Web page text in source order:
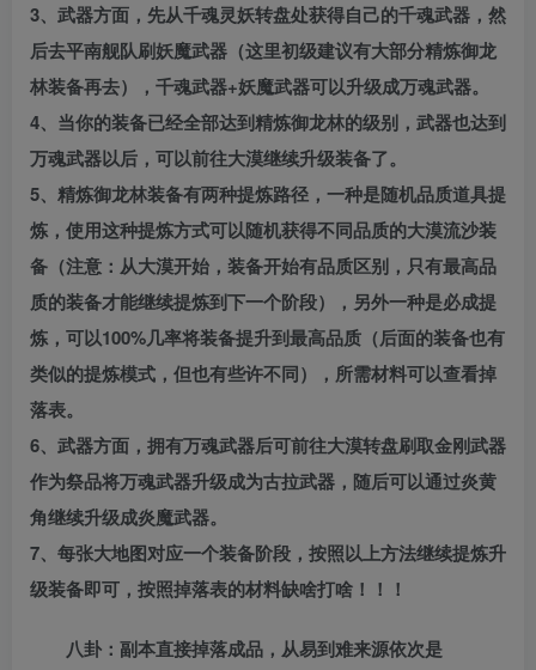
3、武器方面，先从千魂灵妖转盘处获得自己的千魂武器，然
后去平南舰队刷妖魔武器（这里初级建议有大部分精炼御龙
林装备再去），千魂武器+妖魔武器可以升级成万魂武器。
4、当你的装备已经全部达到精炼御龙林的级别，武器也达到
万魂武器以后，可以前往大漠继续升级装备了。
5、精炼御龙林装备有两种提炼路径，一种是随机品质道具提
炼，使用这种提炼方式可以随机获得不同品质的大漠流沙装
备（注意：从大漠开始，装备开始有品质区别，只有最高品
质的装备才能继续提炼到下一个阶段），另外一种是必成提
炼，可以100%几率将装备提升到最高品质（后面的装备也有
类似的提炼模式，但也有些许不同），所需材料可以查看掉
落表。
6、武器方面，拥有万魂武器后可前往大漠转盘刷取金刚武器
作为祭品将万魂武器升级成为古拉武器，随后可以通过炎黄
角继续升级成炎魔武器。
7、每张大地图对应一个装备阶段，按照以上方法继续提炼升
级装备即可，按照掉落表的材料缺啥打啥！！！
八卦：副本直接掉落成品，从易到难来源依次是